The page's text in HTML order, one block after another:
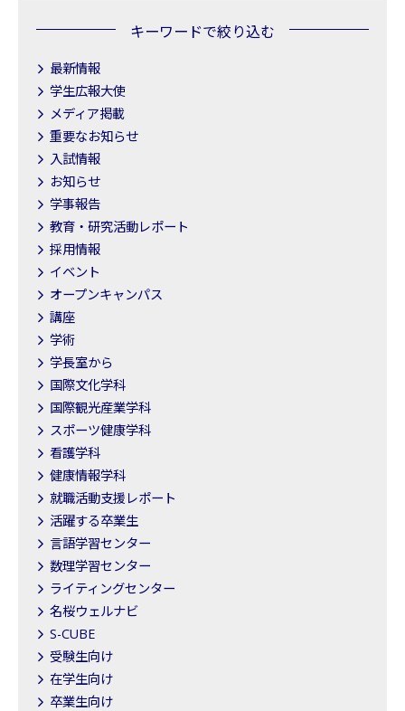
キーワードで絞り込む
最新情報
学生広報大使
メディア掲載
重要なお知らせ
入試情報
お知らせ
学事報告
教育・研究活動レポート
採用情報
イベント
オープンキャンパス
講座
学術
学長室から
国際文化学科
国際観光産業学科
スポーツ健康学科
看護学科
健康情報学科
就職活動支援レポート
活躍する卒業生
言語学習センター
数理学習センター
ライティングセンター
名桜ウェルナビ
S-CUBE
受験生向け
在学生向け
卒業生向け